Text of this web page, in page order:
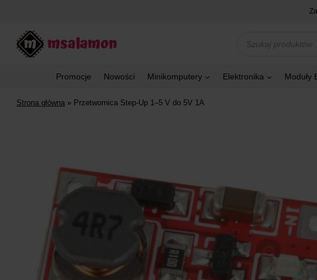
produktów
Promocje Nowości Minikomputery Elektronika Moduły
Strona główna » Przetwornica Step-Up 1–5 V do 5V 1A